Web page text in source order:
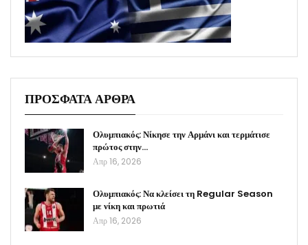
ΠΡΟΣΦΑΤΑ ΑΡΘΡΑ
Ολυμπιακός: Νίκησε την Αρμάνι και τερμάτισε
πρώτος στην…
Απρ 16, 2026
Ολυμπιακός: Να κλείσει τη Regular Season
με νίκη και πρωτιά
Απρ 16, 2026